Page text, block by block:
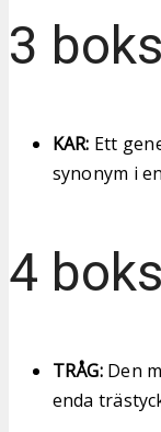
3
KAR: Ett
synonym i
4
TRÅG:Den
enda